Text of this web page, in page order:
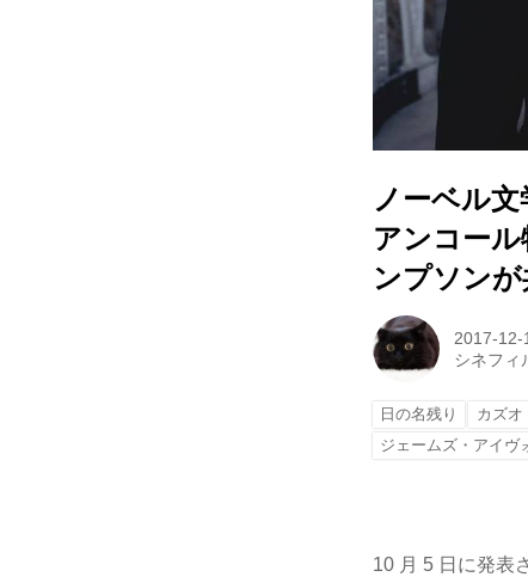
ノーベル
アンコー
ンプソンが
2017-12-
シネフィ
日の名残り カズオ
ジェームズ・アイヴ
10 月 5 日に発表